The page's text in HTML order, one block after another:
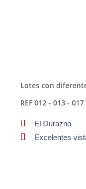
Lotes con
REF 012 - 013 -
El Durazno
Excelentes